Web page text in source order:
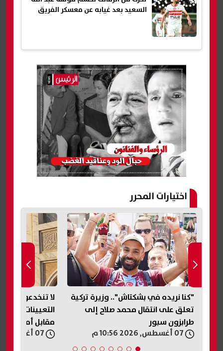
السعيد بعد غيابه عن معسكر الفريق
اختيارات المحرر
"كنا نريده في بشكتاش".. وزيرة تركية
تعلق على انتقال محمد صلاح إلى
طرابزون سبور
لا تنخدعوا..
التعيينات: لا
مقابل أموال|